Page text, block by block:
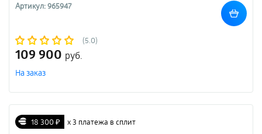
Артикул: 965947
(5.0)
109 900 руб.
На заказ
18 300 ₽ х 3 платежа в сплит